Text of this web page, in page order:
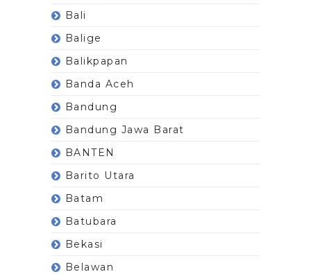
Bali
Balige
Balikpapan
Banda Aceh
Bandung
Bandung Jawa Barat
BANTEN
Barito Utara
Batam
Batubara
Bekasi
Belawan